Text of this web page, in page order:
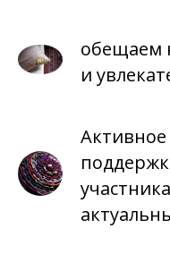
обещаем
и